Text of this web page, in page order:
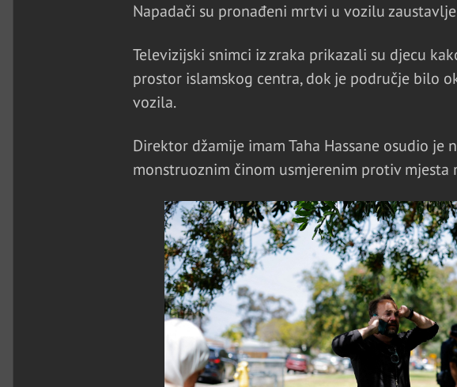
Napadači su pronađeni mrtvi u vozilu
Televizijski snimci iz zraka prikazali su djecu
prostor islamskog centra, dok je područje bilo
vozila.
Direktor džamije imam Taha Hassane osudio je
monstruoznim činom usmjerenim protiv mjesta